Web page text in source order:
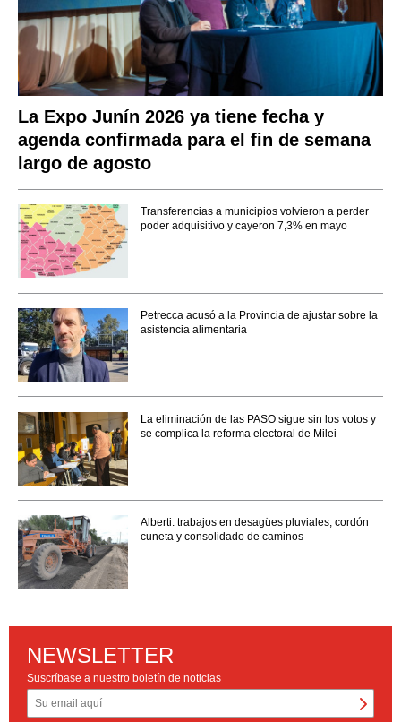
La Expo Junín 2026 ya tiene fecha y
agenda confirmada para el fin de semana
largo de agosto
Transferencias a municipios volvieron a perder
poder adquisitivo y cayeron 7,3% en mayo
Petrecca acusó a la Provincia de ajustar sobre la
asistencia alimentaria
La eliminación de las PASO sigue sin los votos y
se complica la reforma electoral de Milei
Alberti: trabajos en desagües pluviales, cordón
cuneta y consolidado de caminos
NEWSLETTER
Suscríbase a nuestro boletín de noticias